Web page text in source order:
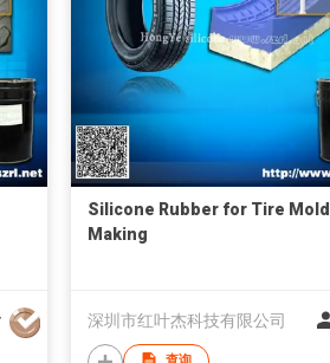
Silicone Rubber for Tire Mold
Making
深圳市红叶杰科技有限公司